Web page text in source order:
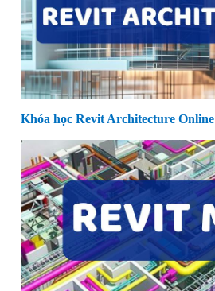
Khóa học Revit Architecture Online